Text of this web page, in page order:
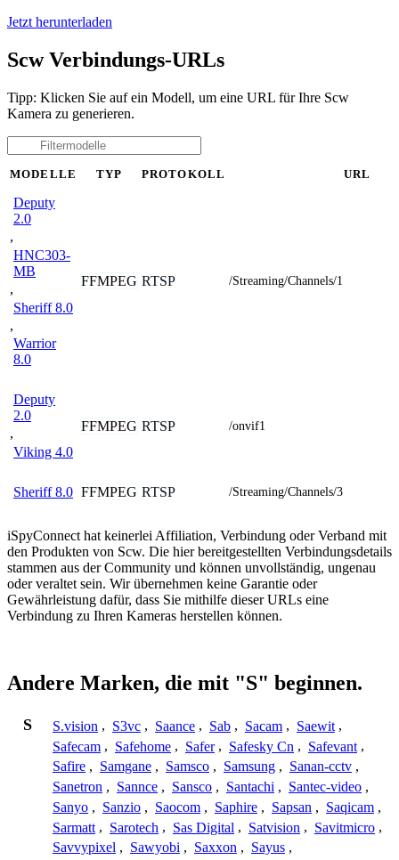
Jetzt herunterladen
Scw Verbindungs-URLs
Tipp: Klicken Sie auf ein Modell, um eine URL für Ihre Scw
Kamera zu generieren.
MODELLE TYP PROTOKOLL URL
Deputy
2.0
,
HNC303-
MB
,
Sheriff 8.0
,
Warrior
8.0
FFMPEG RTSP /Streaming/Channels/1
Deputy
2.0
,
Viking 4.0
FFMPEG RTSP /onvif1
Sheriff 8.0 FFMPEG RTSP /Streaming/Channels/3
iSpyConnect hat keinerlei Affiliation, Verbindung oder Verband mit
den Produkten von Scw. Die hier bereitgestellten Verbindungsdetails
stammen aus der Community und können unvollständig, ungenau
oder veraltet sein. Wir übernehmen keine Garantie oder
Gewährleistung dafür, dass Sie mithilfe dieser URLs eine
Verbindung zu Ihren Kameras herstellen können.
Andere Marken, die mit "S" beginnen.
S S.vision , S3vc , Saance , Sab , Sacam , Saewit ,
Safecam , Safehome , Safer , Safesky Cn , Safevant ,
Safire , Samgane , Samsco , Samsung , Sanan-cctv ,
Sanetron , Sannce , Sansco , Santachi , Santec-video ,
Sanyo , Sanzio , Saocom , Saphire , Sapsan , Saqicam ,
Sarmatt , Sarotech , Sas Digital , Satvision , Savitmicro ,
Savvypixel , Sawyobi , Saxxon , Sayus ,